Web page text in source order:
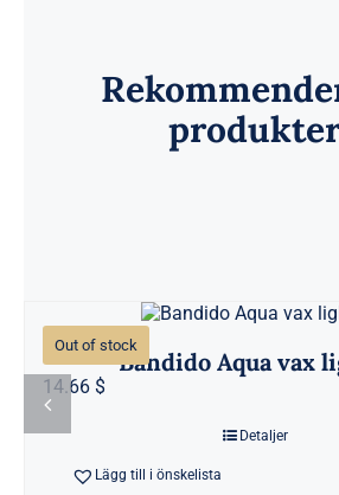
Out of stock
Bandido Aqua vax
14.66 $
Detaljer
Lägg till i önskelista